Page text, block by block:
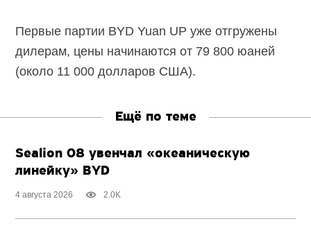
Первые партии BYD Yuan UP уже отгружены
дилерам, цены начинаются от 79 800 юаней
(около 11 000 долларов США).
Ещё по теме
Sealion 08 увенчал «океаническую
линейку» BYD
4 августа 2026 2.0K